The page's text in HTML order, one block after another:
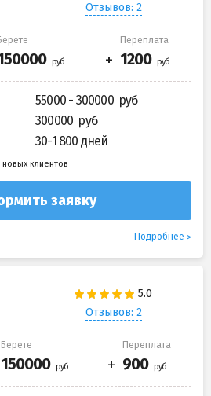
Отзывов: 2
Переплата
55000 - 300000
300000
30-1 800 дней
клиентов
заявку
Подробнее
Отзывов: 2
Берете Переплата